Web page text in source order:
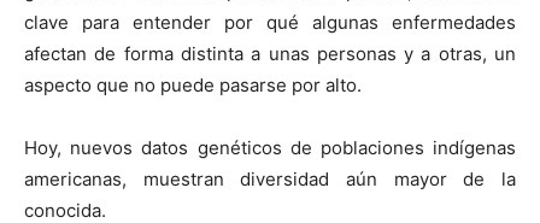
clave para entender por qué algunas enfermedades
afectan de forma distinta a unas personas y a otras, un
aspecto que no puede pasarse por alto.
Hoy, nuevos datos genéticos de poblaciones indígenas
americanas, muestran diversidad aún mayor de la
conocida.